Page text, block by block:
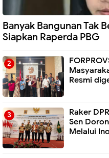
Banyak Bangunan Tak
Siapkan Raperda PBG
Resmi
Raker
Sen
Melalui